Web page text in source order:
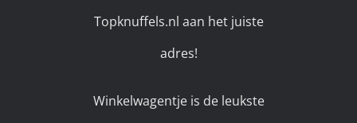
Topknuffels.nl aan het juiste
adres!
Winkelwagentje is de leukste